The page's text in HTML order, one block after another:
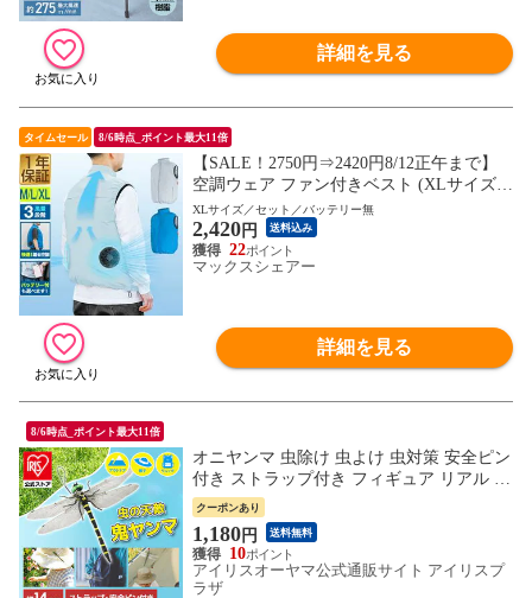
詳細を見る
タイムセール 8/6時点_ポイント最大11倍
【SALE！2750円⇒2420円8/12正午まで】
空調ウェア ファン付きベスト (XLサイズ/
グレー/ウエア＆ファンのみ/バッテリー無)
男女兼用 空調ウェア 空調ファン付き 電動
ファン付き USB電源供給 モバイルバッテ
リー対応 熱中症対策 涼感 空調作業服 作業
XLサイズ／セット／バッテリー無
2,420円 送料込み
22
マックスシェアー
詳細を見る
8/6時点_ポイント最大11倍
オニヤンマ 虫除け 虫よけ 虫対策 安全ピン
付き ストラップ付き フィギュア リアル ト
ンボ おにやんま 鬼ヤンマ 虫よけ模型 ベラ
ンダ 家庭菜園 屋外作業 HDL-3440
クーポンあり
1,180円 送料無料
10
アイリスオーヤマ公式通販サイト アイリスプ
ラザ